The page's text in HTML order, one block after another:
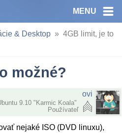
MENU
& Desktop
4GB limit, je to
možné?
ovi
9.10 "Karmic Koala"
Používateľ
nejaké ISO (DVD linuxu),